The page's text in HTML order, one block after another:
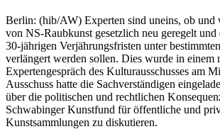
Berlin: (hib/AW) Experten sind uneins, ob und
von NS-Raubkunst gesetzlich neu geregelt und
30-jährigen Verjährungsfristen unter
verlängert werden sollen. Dies wurde in einem
Expertengespräch des Kulturausschusses am
Ausschuss hatte die Sachverständigen
über die politischen und rechtlichen
Schwabinger Kunstfund für öffentliche und
Kunstsammlungen zu diskutieren.